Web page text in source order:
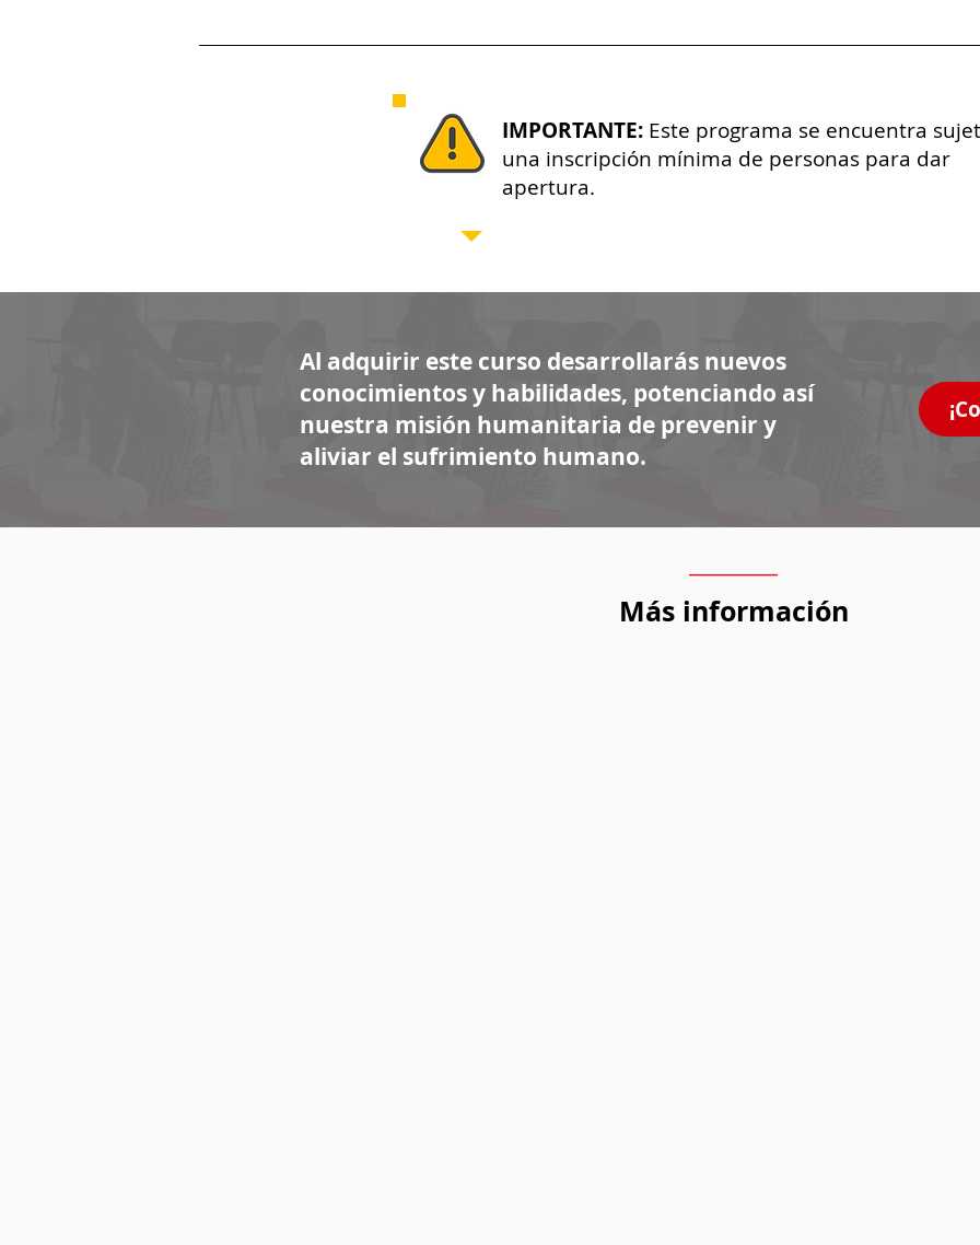
IMPORTANTE: Este programa se encuentra
una inscripción mínima de personas para dar
apertura.
Al adquirir este curso desarrollarás nuevos
conocimientos y habilidades, potenciando así
nuestra misión humanitaria de prevenir y
aliviar el sufrimiento humano.
Más información